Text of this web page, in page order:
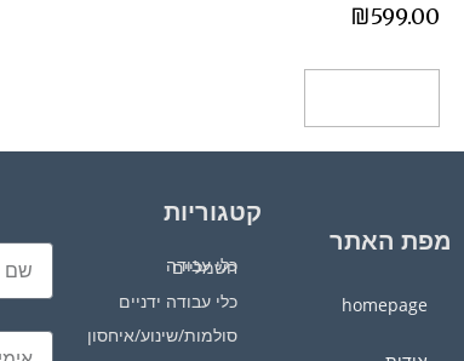
₪599.00
מפת האתר
homepage
קטגוריות
כלי עבודה חשמליים
כלי עבודה ידניים
סולמות/שינוע/איחסון